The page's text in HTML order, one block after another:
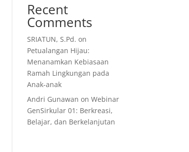
Recent
Comments
SRIATUN, S.Pd. on
Petualangan Hijau:
Menanamkan Kebiasaan
Ramah Lingkungan pada
Anak-anak
Andri Gunawan onWebinar
GenSirkular 01: Berkreasi,
Belajar, dan Berkelanjutan